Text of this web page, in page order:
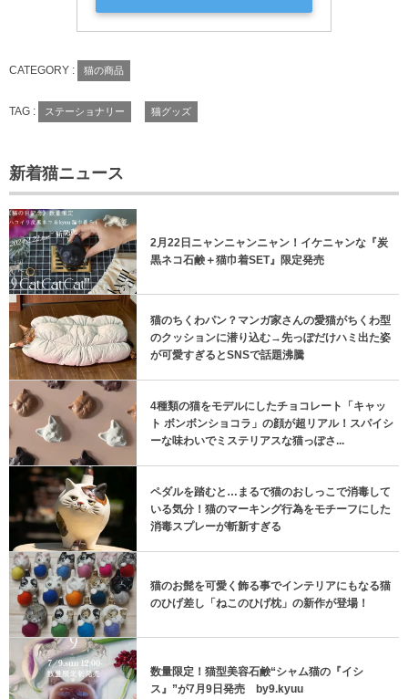
CATEGORY : 猫の商品
TAG : ステーショナリー 猫グッズ
新着猫ニュース
2月22日ニャンニャンニャン！イケニャンな『炭
黒ネコ石鹸＋猫巾着SET』限定発売
猫のちくわパン？マンガ家さんの愛猫がちくわ型
のクッションに潜り込む→先っぽだけハミ出た姿
が可愛すぎるとSNSで話題沸騰
4種類の猫をモデルにしたチョコレート「キャッ
ト ボンボンショコラ」の顔が超リアル！スパイシ
ーな味わいでミステリアスな猫っぽさ...
ペダルを踏むと…まるで猫のおしっこで消毒して
いる気分！猫のマーキング行為をモチーフにした
消毒スプレーが斬新すぎる
猫のお髭を可愛く飾る事でインテリアにもなる猫
のひげ差し「ねこのひげ枕」の新作が登場！
数量限定！猫型美容石鹸“シャム猫の『イシ
ス』”が7月9日発売 by9.kyuu